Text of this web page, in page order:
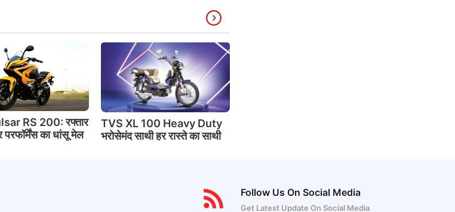
RS 200: रफ्तार
का धांसू मेल
TVS XL 100 Heavy Duty
भरोसेमंद साथी हर रास्ते का साथी
Follow Us On Social Media
Get Latest Update On Social Media